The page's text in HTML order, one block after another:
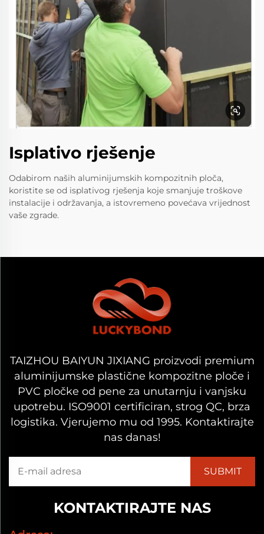
Isplativo rješenje
Odabirom naših aluminijumskih kompozitnih ploča,
koristite se od isplativog rješenja koje smanjuje troškove
instalacije i održavanja, a istovremeno povećava vrijednost
vaše zgrade.
TAIZHOU BAIYUN JIXIANG proizvodi premium
aluminijumske plastične kompozitne ploče i
PVC pločke od pene za unutarnju i vanjsku
upotrebu. ISO9001 certificiran, strog QC, brza
logistika. Vjerujemo mu od 1995. Kontaktirajte
nas danas!
KONTAKTIRAJTE NAS